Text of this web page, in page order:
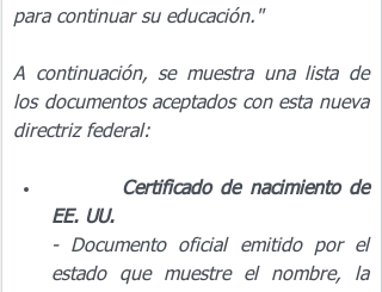
para continuar su educación."
A continuación, se muestra una lista de
los documentos aceptados con esta nueva
directriz federal:
Certificado de nacimiento de
EE. UU.
- Documento oficial emitido por el
estado que muestre el nombre, la